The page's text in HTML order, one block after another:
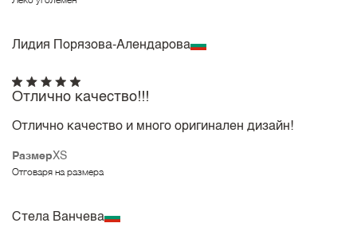
Лидия Порязова-Алендарова
РазмерXS
Отговаря на размера
Отлично качество!!!
Отлично качество и много оригинален дизайн!
Стела Ванчева